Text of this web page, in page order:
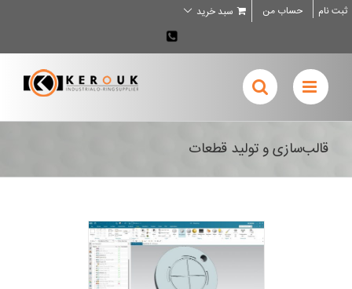
Skip
to
ثبت نام حساب من سبد خرید
02636707898
قالب‌سازی و تولید قطعات